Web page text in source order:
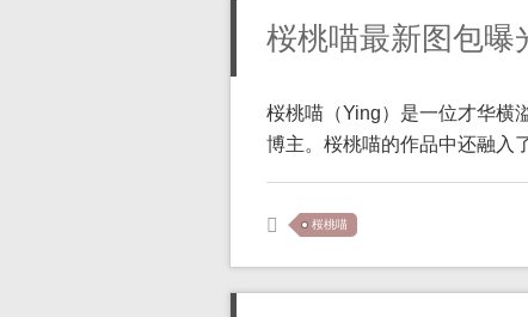
桜桃喵最新图包曝
桜桃喵（Ying）是一位才华横
博主。桜桃喵的作品中还融入
桜桃喵